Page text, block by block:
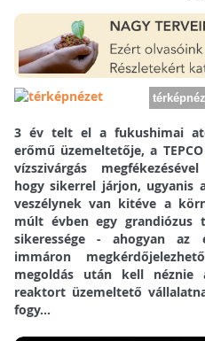
3 év telt el a fukushimai
erőmű üzemeltetője, a
vízszivárgás
hogy sikerrel járjon, ugyanis
veszélynek van kitéve a
múlt évben egy grandiózus
sikeressége - ahogyan
immáron
megoldás után kell néznie
reaktort üzemeltető
fogy...